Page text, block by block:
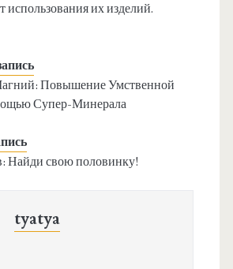
использования их изделий.
Повышение Умственной
Супер-Минерала
Найди свою половинку!
tyatya